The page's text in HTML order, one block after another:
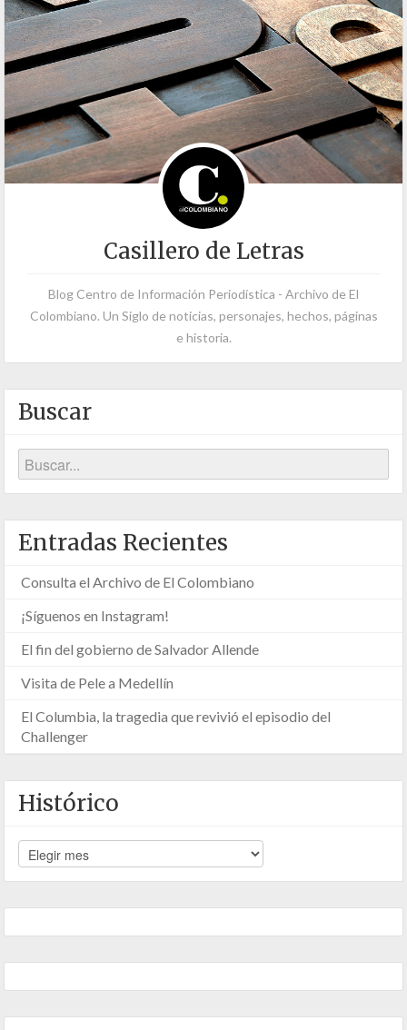
Casillero de Letras
Blog Centro de Información Periodística - Archivo de El
Colombiano. Un Siglo de noticias, personajes, hechos, páginas
e historia.
Buscar
Entradas Recientes
Consulta el Archivo de El Colombiano
¡Síguenos en Instagram!
El fin del gobierno de Salvador Allende
Visita de Pele a Medellín
El Columbia, la tragedia que revivió el episodio del
Challenger
Histórico